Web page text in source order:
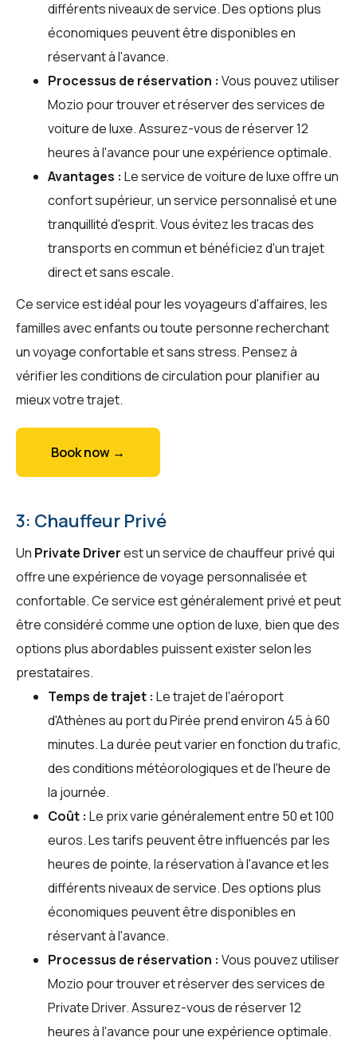
différents niveaux de service. Des options plus
économiques peuvent être disponibles en
réservant à l'avance.
Processus de réservation : Vous pouvez utiliser
Mozio pour trouver et réserver des services de
voiture de luxe. Assurez-vous de réserver 12
heures à l'avance pour une expérience optimale.
Avantages : Le service de voiture de luxe offre un
confort supérieur, un service personnalisé et une
tranquillité d'esprit. Vous évitez les tracas des
transports en commun et bénéficiez d'un trajet
direct et sans escale.
Ce service est idéal pour les voyageurs d'affaires, les
familles avec enfants ou toute personne recherchant
un voyage confortable et sans stress. Pensez à
vérifier les conditions de circulation pour planifier au
mieux votre trajet.
Book now →
3: Chauffeur Privé
Un Private Driverest un service de chauffeur privé qui
offre une expérience de voyage personnalisée et
confortable. Ce service est généralement privé et peut
être considéré comme une option de luxe, bien que des
options plus abordables puissent exister selon les
prestataires.
Temps de trajet : Le trajet de l'aéroport
d'Athènes au port du Pirée prend environ 45 à 60
minutes. La durée peut varier en fonction du trafic,
des conditions météorologiques et de l'heure de
la journée.
Coût : Le prix varie généralement entre 50 et 100
euros. Les tarifs peuvent être influencés par les
heures de pointe, la réservation à l'avance et les
différents niveaux de service. Des options plus
économiques peuvent être disponibles en
réservant à l'avance.
Processus de réservation : Vous pouvez utiliser
Mozio pour trouver et réserver des services de
Private Driver. Assurez-vous de réserver 12
heures à l'avance pour une expérience optimale.